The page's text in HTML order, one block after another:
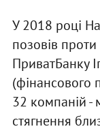
У 2018 році
позовів
ПриватБанку
(фінансового
32 компаній -
стягнення